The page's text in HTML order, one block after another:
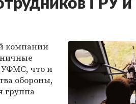
ГРУ и
компании
УФМС, что и
обороны,
группа